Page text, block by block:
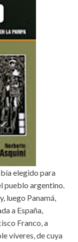
elegido para
pueblo argentino.
luego Panamá,
a España,
Franco, a
víveres, de cuya